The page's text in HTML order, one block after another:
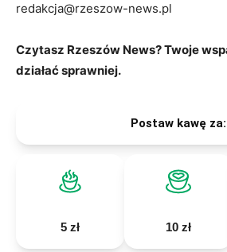
redakcja@rzeszow-news.pl
Czytasz Rzeszów News? Twoje
działać sprawniej.
Postaw kawę za:
5 zł 10 zł